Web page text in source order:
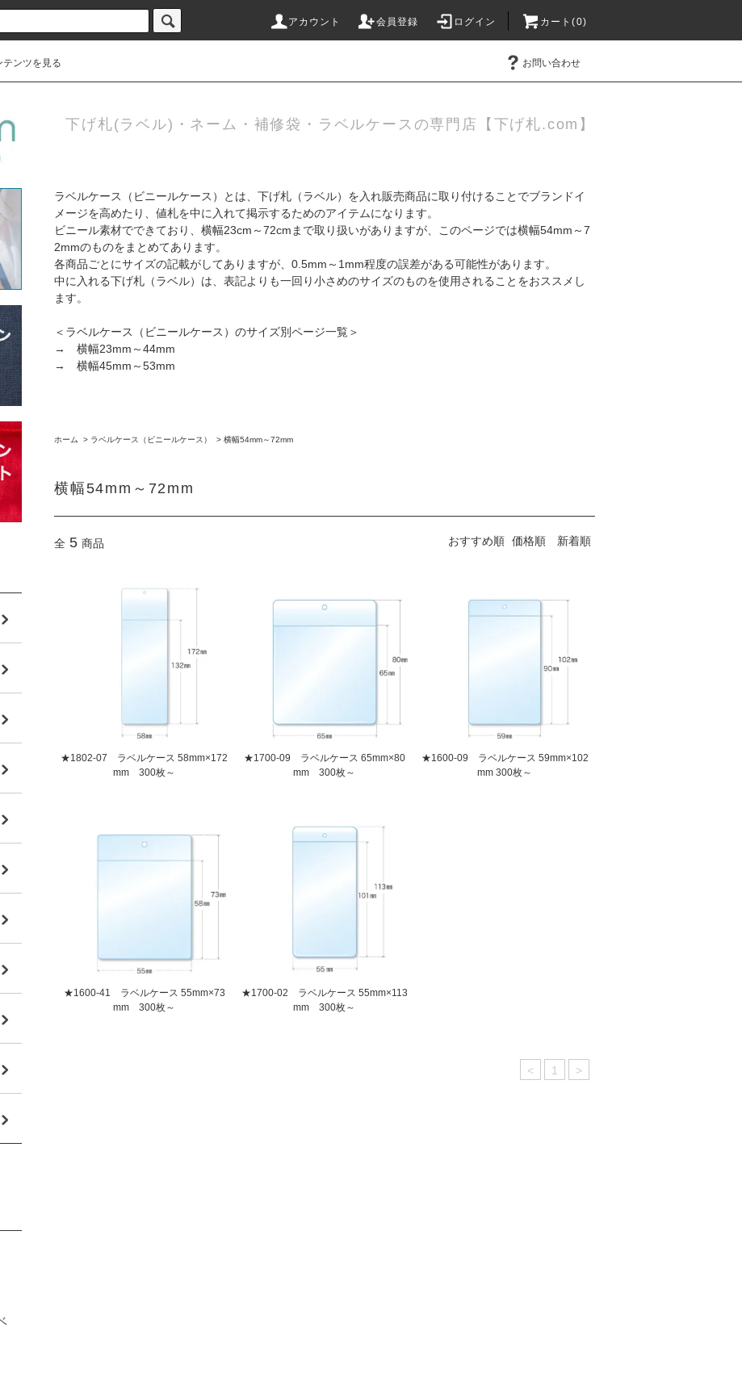
アカウント 会員登録 ログイン カート(0)
テンツを見る お問い合わせ
下げ札(ラベル)・ネーム・補修袋・ラベルケースの専門店【下げ札.com】
ラベルケース（ビニールケース）とは、下げ札（ラベル）を入れ販売商品に取り付けることでブランドイ
メージを高めたり、値札を中に入れて掲示するためのアイテムになります。
ビニール素材でできており、横幅23cm～72cmまで取り扱いがありますが、このページでは横幅54mm～7
2mmのものをまとめてあります。
各商品ごとにサイズの記載がしてありますが、0.5mm～1mm程度の誤差がある可能性があります。
中に入れる下げ札（ラベル）は、表記よりも一回り小さめのサイズのものを使用されることをおススメし
ます。
＜ラベルケース（ビニールケース）のサイズ別ページ一覧＞
→ 横幅23mm～44mm
→ 横幅45mm～53mm
ホーム > ラベルケース（ビニールケース） > 横幅54mm～72mm
横幅54mm～72mm
全 5 商品 おすすめ順 価格順 新着順
★1802-07 ラベルケース 58mm×172
mm 300枚～
★1700-09 ラベルケース 65mm×80
mm 300枚～
★1600-09 ラベルケース 59mm×102
mm 300枚～
★1600-41 ラベルケース 55mm×73
mm 300枚～
★1700-02 ラベルケース 55mm×113
mm 300枚～
< 1 >